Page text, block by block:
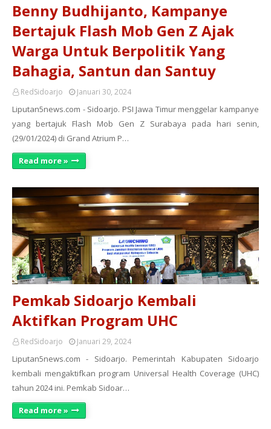
Benny Budhijanto, Kampanye
Bertajuk Flash Mob Gen Z Ajak
Warga Untuk Berpolitik Yang
Bahagia, Santun dan Santuy
RedSidoarjo Januari 30, 2024
Liputan5news.com - Sidoarjo. PSI Jawa Timur menggelar kampanye
yang bertajuk Flash Mob Gen Z Surabaya pada hari senin,
(29/01/2024) di Grand Atrium P…
Read more »
Pemkab Sidoarjo Kembali
Aktifkan Program UHC
RedSidoarjo Januari 29, 2024
Liputan5news.com - Sidoarjo. Pemerintah Kabupaten Sidoarjo
kembali mengaktifkan program Universal Health Coverage (UHC)
tahun 2024 ini. Pemkab Sidoar…
Read more »